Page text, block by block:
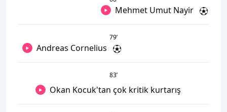
Mehmet Umut Nayir
79’
Andreas Cornelius
83’
Okan Kocuk'tan çok kritik kurtarış